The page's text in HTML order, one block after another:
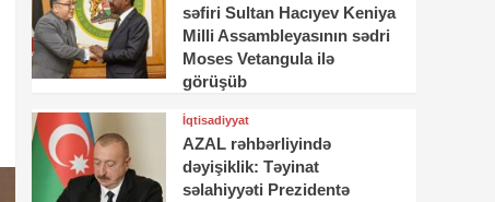
səfiri Sultan Hacıyev Keniya
Milli Assambleyasının sədri
Moses Vetangula ilə
görüşüb
İqtisadiyyat
AZAL rəhbərliyində
dəyişiklik: Təyinat
səlahiyyəti Prezidentə